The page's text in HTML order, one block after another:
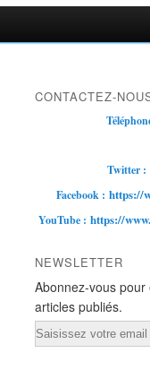
CONTACTEZ-
Twitter :
Facebook : https://
YouTube : https://
NEWSLETTER
Abonnez-vous
articles publiés.
Email